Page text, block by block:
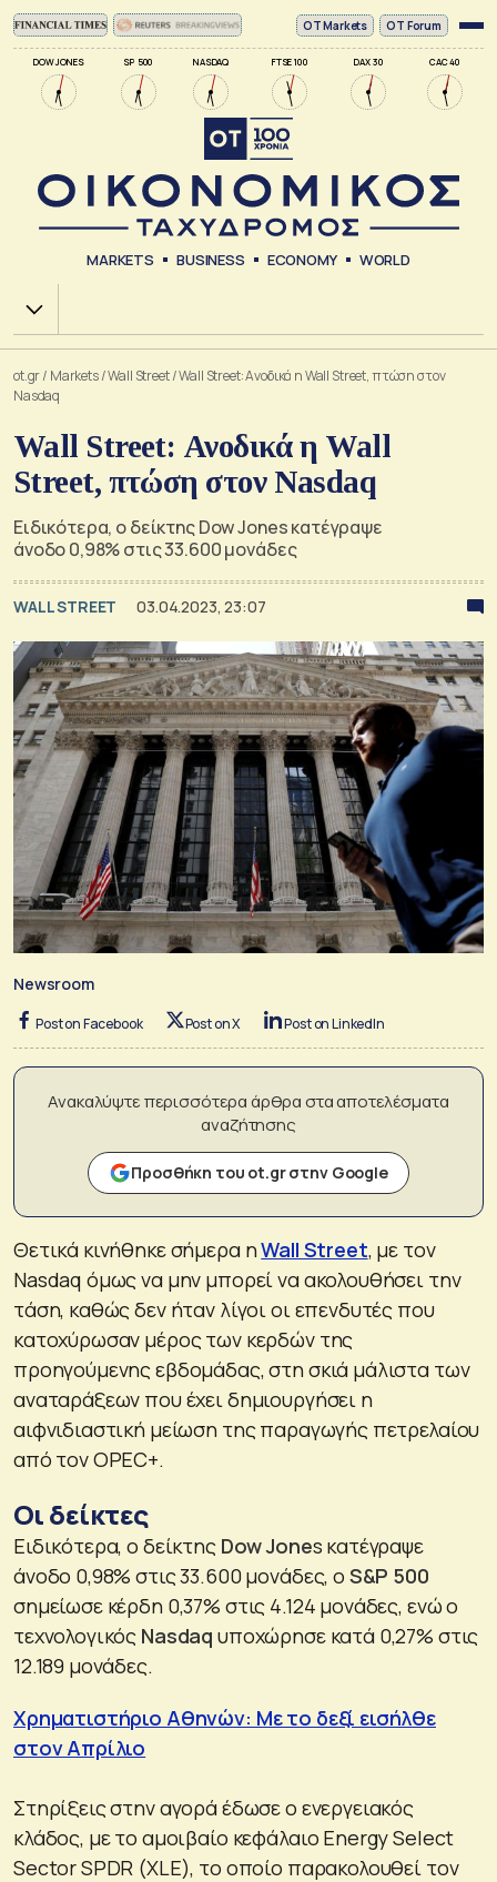
DOW JONES SP 500 NASDAQ FTSE 100 DAX 30 CAC 40
ΟΤ Markets OT Forum
MARKETS BUSINESS ECONOMY WORLD
Χ.Α.
ot.gr/ Markets/Wall Street/Wall Street: Ανοδικά η Wall Street, πτώση στον
Nasdaq
Wall Street: Ανοδικά η Wall
Street, πτώση στον Nasdaq
Ειδικότερα, ο δείκτης Dow Jones κατέγραψε
άνοδο 0,98% στις 33.600 μονάδες
WALL STREET 03.04.2023, 23:07
Newsroom
Post on Facebook Post on X Post on LinkedIn
Ανακαλύψτε περισσότερα άρθρα στα αποτελέσματα
αναζήτησης
Προσθήκη του ot.gr στην Google
Θετικά κινήθηκε σήμερα ηWall Street, με τον
Nasdaq όμως να μην μπορεί να ακολουθήσει την
τάση, καθώς δεν ήταν λίγοι οι επενδυτές που
κατοχύρωσαν μέρος των κερδών της
προηγούμενης εβδομάδας, στη σκιά μάλιστα των
αναταράξεων που έχει δημιουργήσει η
αιφνιδιαστική μείωση της παραγωγής πετρελαίου
από τον OPEC+.
Οι δείκτες
Ειδικότερα, ο δείκτηςDow Jones κατέγραψε
άνοδο 0,98% στις 33.600 μονάδες, ο S&P 500
σημείωσε κέρδη 0,37% στις 4.124 μονάδες, ενώ ο
τεχνολογικός Nasdaq υποχώρησε κατά 0,27% στις
12.189 μονάδες.
Χρηματιστήριο Αθηνών: Με το δεξί εισήλθε
στον Απρίλιο
Στηρίξεις στην αγορά έδωσε ο ενεργειακός
κλάδος, με το αμοιβαίο κεφάλαιο Energy Select
Sector SPDR (XLE), το οποίο παρακολουθεί τον